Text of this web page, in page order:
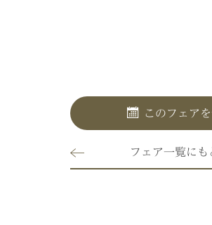
このフェア
フェア一覧にも